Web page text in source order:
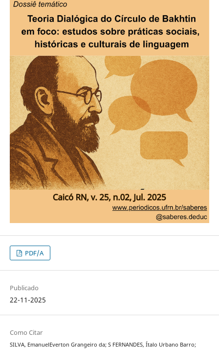
PDF/A
Publicado
22-11-2025
Como Citar
SILVA, EmanuelEverton Grangeiro da; S FERNANDES, Ítalo Urbano Barro;